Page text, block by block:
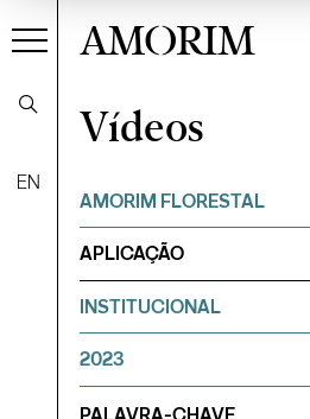
EN
AMORIM
VídeosFiltrar
Vídeos
AMORIM FLORESTAL
APLICAÇÃO
INSTITUCIONAL
2023